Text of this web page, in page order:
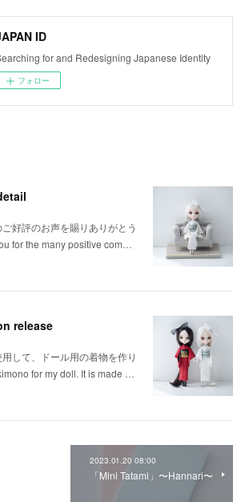
ID
for and Redesigning Japanese Identity
フォロー
好評のお声を賜りありがとう
for the many positive com…
release
して、ドール用の着物を作り
for my doll. It is made …
2023.01.20 08:00
「Mini Tatami」〜Hannari〜